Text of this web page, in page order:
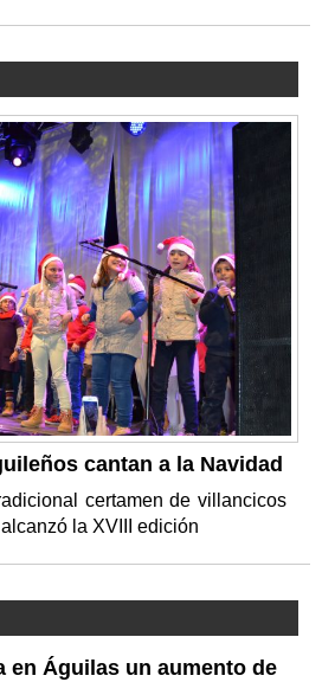
cantan a la Navidad
certamen de villancicos
la XVIII edición
en Águilas un aumento de